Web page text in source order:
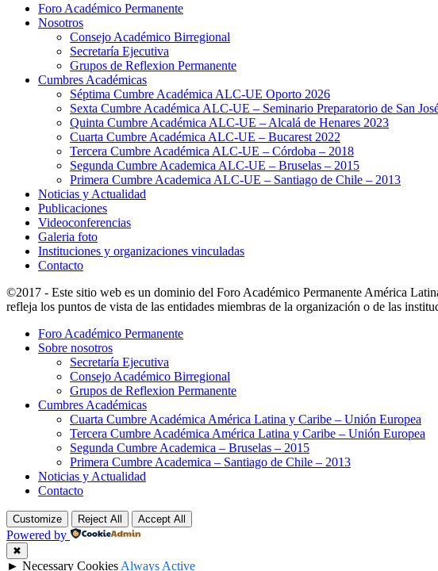
Foro Académico Permanente
Nosotros
Consejo Académico Birregional
Secretaría Ejecutiva
Grupos de Reflexion Permanente
Cumbres Académicas
Séptima Cumbre Académica ALC-UE Oporto 2026
Sexta Cumbre Académica ALC-UE – Seminario Preparatorio de San
Quinta Cumbre Académica ALC-UE – Alcalá de Henares 2023
Cuarta Cumbre Académica ALC-UE – Bucarest 2022
Tercera Cumbre Académica ALC-UE – Córdoba – 2018
Segunda Cumbre Academica ALC-UE – Bruselas – 2015
Primera Cumbre Academica ALC-UE – Santiago de Chile – 2013
Noticias y Actualidad
Publicaciones
Videoconferencias
Galeria foto
Instituciones y organizaciones vinculadas
Contacto
©2017 - Este sitio web es un dominio del Foro Académico Permanente América
refleja los puntos de vista de las entidades miembras de la organización o de las
Foro Académico Permanente
Sobre nosotros
Secretaría Ejecutiva
Consejo Académico Birregional
Grupos de Reflexion Permanente
Cumbres Académicas
Cuarta Cumbre Académica América Latina y Caribe – Unión Europea
Tercera Cumbre Académica América Latina y Caribe – Unión Europea
Segunda Cumbre Academica – Bruselas – 2015
Primera Cumbre Academica – Santiago de Chile – 2013
Noticias y Actualidad
Contacto
Customize Reject All Accept All
Powered by
✖
► Necessary Cookies Always Active